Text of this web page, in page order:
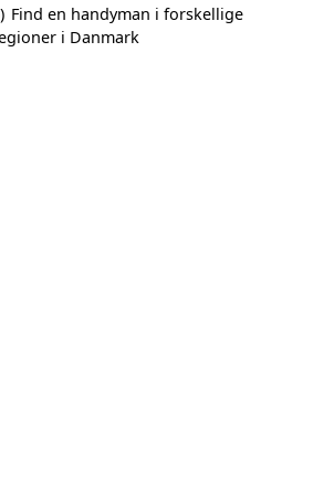
Find en handyman i forskellige
i Danmark